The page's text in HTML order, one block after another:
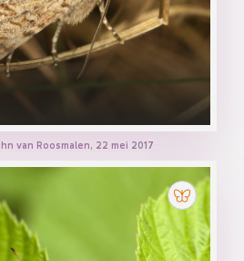
van Roosmalen, 22 mei 2017